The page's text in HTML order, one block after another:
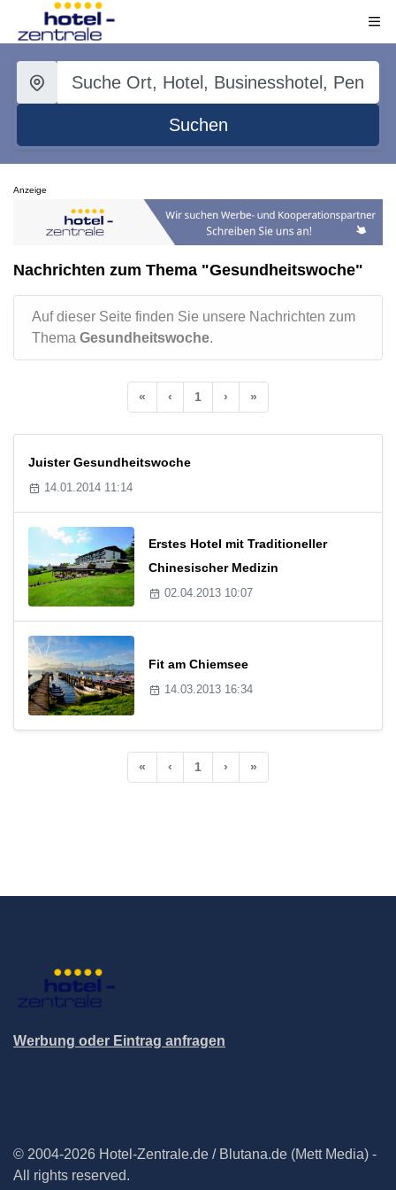
Suchen
Anzeige
Nachrichten zum Thema "Gesundheitswoche"
Auf dieser Seite finden Sie unsere Nachrichten zum
Thema Gesundheitswoche.
« ‹ 1 › »
Juister Gesundheitswoche
14.01.2014 11:14
Erstes Hotel mit Traditioneller
Chinesischer Medizin
02.04.2013 10:07
Fit am Chiemsee
14.03.2013 16:34
« ‹ 1 › »
Werbung oder Eintrag anfragen
© 2004-2026 Hotel-Zentrale.de / Blutana.de (Mett Media) -
All rights reserved.